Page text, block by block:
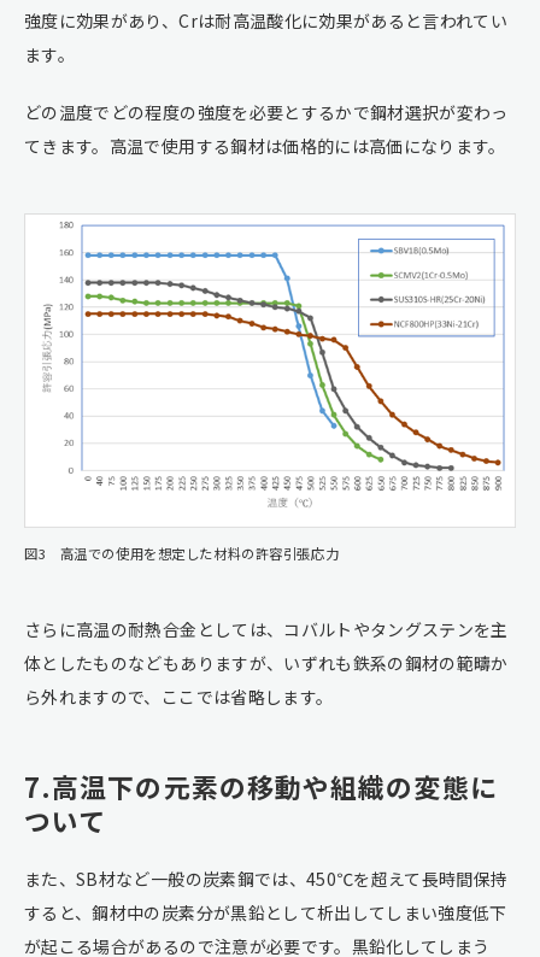
強度に効果があり、Crは耐高温酸化に効果があると言われてい
ます。
どの温度でどの程度の強度を必要とするかで鋼材選択が変わっ
てきます。高温で使用する鋼材は価格的には高価になります。
図3 高温での使用を想定した材料の許容引張応力
さらに高温の耐熱合金としては、コバルトやタングステンを主
体としたものなどもありますが、いずれも鉄系の鋼材の範疇か
ら外れますので、ここでは省略します。
7.高温下の元素の移動や組織の変態に
ついて
また、SB材など一般の炭素鋼では、450℃を超えて長時間保持
すると、鋼材中の炭素分が黒鉛として析出してしまい強度低下
が起こる場合があるので注意が必要です。黒鉛化してしまう